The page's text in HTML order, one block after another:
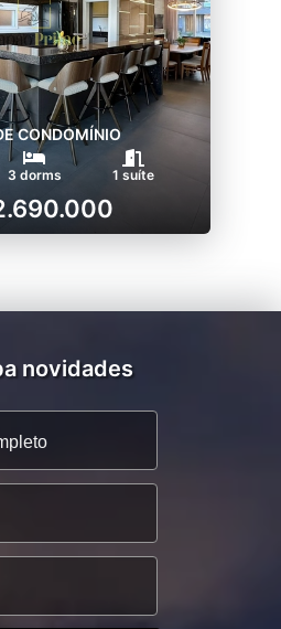
CONDOMÍNIO
3 dorms 1 suíte
novidades